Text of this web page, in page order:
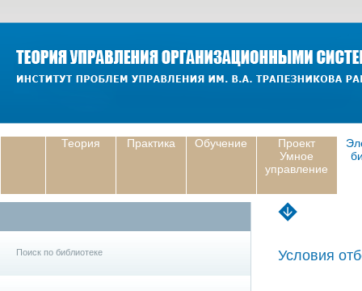
Теория Практика Обучение
Проект
Умное
управление
Поиск по библиотеке Условия